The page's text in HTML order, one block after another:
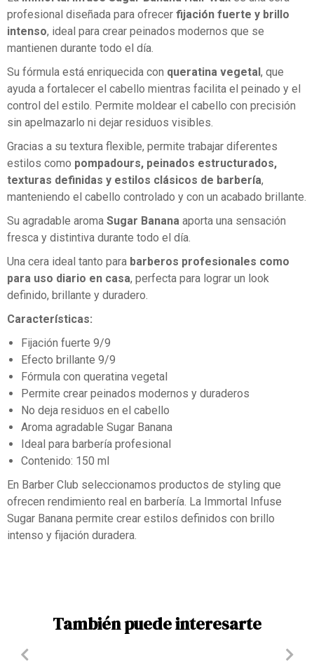
profesional diseñada para ofrecer fijación fuerte y brillo
intenso, ideal para crear peinados modernos que se
mantienen durante todo el día.
Su fórmula está enriquecida con queratina vegetal, que
ayuda a fortalecer el cabello mientras facilita el peinado y el
control del estilo. Permite moldear el cabello con precisión
sin apelmazarlo ni dejar residuos visibles.
Gracias a su textura flexible, permite trabajar diferentes
estilos como pompadours, peinados estructurados,
texturas definidas y estilos clásicos de barbería,
manteniendo el cabello controlado y con un acabado brillante.
Su agradable aroma Sugar Banana aporta una sensación
fresca y distintiva durante todo el día.
Una cera ideal tanto para barberos profesionales como
para uso diario en casa, perfecta para lograr un look
definido, brillante y duradero.
Características:
Fijación fuerte 9/9
Efecto brillante 9/9
Fórmula con queratina vegetal
Permite crear peinados modernos y duraderos
No deja residuos en el cabello
Aroma agradable Sugar Banana
Ideal para barbería profesional
Contenido: 150 ml
En Barber Club seleccionamos productos de styling que
ofrecen rendimiento real en barbería. La Immortal Infuse
Sugar Banana permite crear estilos definidos con brillo
intenso y fijación duradera.
También puede interesarte